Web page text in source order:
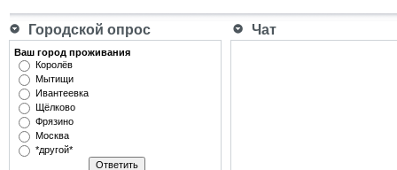
Городской опрос Чат
Ваш город проживания
Королёв
Мытищи
Ивантеевка
Щёлково
Фрязино
Москва
*другой*